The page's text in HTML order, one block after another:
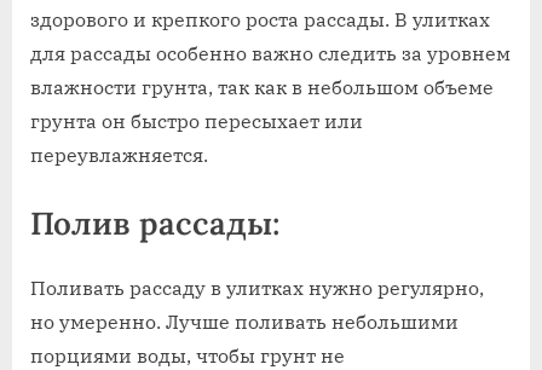
здорового и крепкого роста рассады. В улитках
для рассады особенно важно следить за уровнем
влажности грунта, так как в небольшом объеме
грунта он быстро пересыхает или
переувлажняется.
Полив рассады:
Поливать рассаду в улитках нужно регулярно,
но умеренно. Лучше поливать небольшими
порциями воды, чтобы грунт не